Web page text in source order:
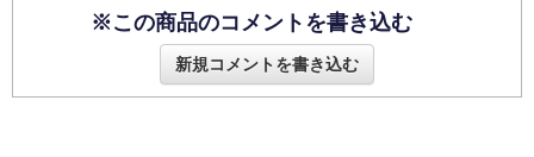
※この商品のコメントを書き込む
新規コメントを書き込む